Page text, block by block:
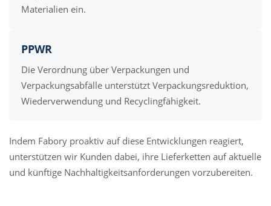
Materialien ein.
PPWR
Die Verordnung über Verpackungen und
Verpackungsabfälle unterstützt Verpackungsreduktion,
Wiederverwendung und Recyclingfähigkeit.
Indem Fabory proaktiv auf diese Entwicklungen reagiert,
unterstützen wir Kunden dabei, ihre Lieferketten auf aktuelle
und künftige Nachhaltigkeitsanforderungen vorzubereiten.